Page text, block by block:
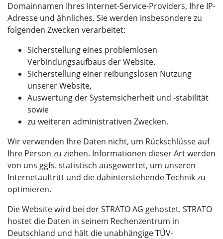
Domainnamen Ihres Internet-Service-Providers, Ihre IP-
Adresse und ähnliches. Sie werden insbesondere zu
folgenden Zwecken verarbeitet:
Sicherstellung eines problemlosen
Verbindungsaufbaus der Website.
Sicherstellung einer reibungslosen Nutzung
unserer Website,
Auswertung der Systemsicherheit und -stabilität
sowie
zu weiteren administrativen Zwecken.
Wir verwenden Ihre Daten nicht, um Rückschlüsse auf
Ihre Person zu ziehen. Informationen dieser Art werden
von uns ggfs. statistisch ausgewertet, um unseren
Internetauftritt und die dahinterstehende Technik zu
optimieren.
Die Website wird bei der STRATO AG gehostet. STRATO
hostet die Daten in seinem Rechenzentrum in
Deutschland und hält die unabhängige TÜV-